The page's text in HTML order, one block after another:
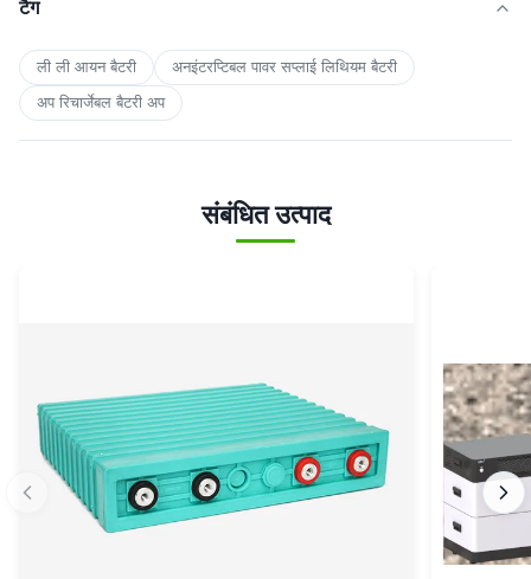
टैग
ली ली आयन बैटरी
अनइंटरप्टिबल पावर सप्लाई लिथियम बैटरी
अप रिचार्जेबल बैटरी अप
संबंधित उत्पाद